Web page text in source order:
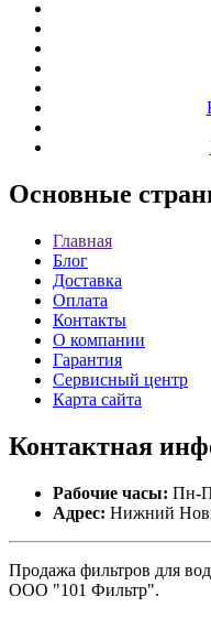
Основные
Главная
Блог
Доставка
Оплата
Контакты
О компании
Гарантия
Сервисный центр
Карта сайта
Контактная
Рабочие часы: Пн-
Адрес: Нижний
Продажа фильтров для
ООО "101 Фильтр".